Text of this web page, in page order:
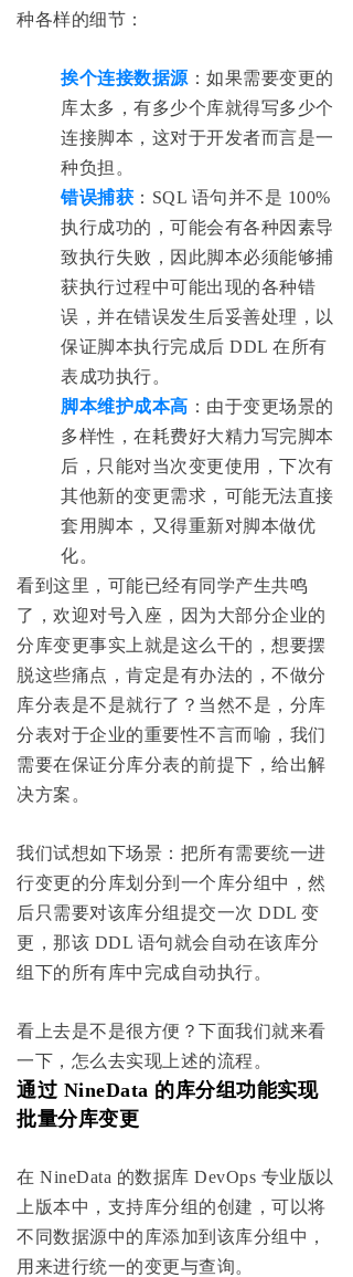
种各样的细节：
挨个连接数据源 ：如果需要变更的
库太多，有多少个库就得写多少个
连接脚本，这对于开发者而言是一
种负担。
错误捕获 ：SQL 语句并不是 100%
执行成功的，可能会有各种因素导
致执行失败，因此脚本必须能够捕
获执行过程中可能出现的各种错
误，并在错误发生后妥善处理，以
保证脚本执行完成后 DDL 在所有
表成功执行。
脚本维护成本高 ：由于变更场景的
多样性，在耗费好大精力写完脚本
后，只能对当次变更使用，下次有
其他新的变更需求，可能无法直接
套用脚本，又得重新对脚本做优
化。
看到这里，可能已经有同学产生共鸣
了，欢迎对号入座，因为大部分企业的
分库变更事实上就是这么干的，想要摆
脱这些痛点，肯定是有办法的，不做分
库分表是不是就行了？当然不是，分库
分表对于企业的重要性不言而喻，我们
需要在保证分库分表的前提下，给出解
决方案。
我们试想如下场景：把所有需要统一进
行变更的分库划分到一个库分组中，然
后只需要对该库分组提交一次 DDL 变
更，那该 DDL 语句就会自动在该库分
组下的所有库中完成自动执行。
看上去是不是很方便？下面我们就来看
一下，怎么去实现上述的流程。
通过 NineData 的库分组功能实现
批量分库变更
在 NineData 的数据库 DevOps 专业版以
上版本中，支持库分组的创建，可以将
不同数据源中的库添加到该库分组中，
用来进行统一的变更与查询。